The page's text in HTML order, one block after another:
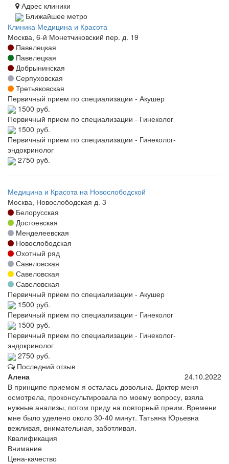
Адрес клиники
Ближайшее метро
Клиника Медицина и Красота
Москва, 6-й Монетчиковский пер. д. 19
Павелецкая
Павелецкая
Добрынинская
Серпуховская
Третьяковская
Первичный прием по специализации - Акушер
1500 руб.
Первичный прием по специализации - Гинеколог
1500 руб.
Первичный прием по специализации - Гинеколог-
эндокринолог
2750 руб.
Медицина и Красота на Новослободской
Москва, Новослободская д. 3
Белорусская
Достоевская
Менделеевская
Новослободская
Охотный ряд
Савеловская
Савеловская
Савеловская
Первичный прием по специализации - Акушер
1500 руб.
Первичный прием по специализации - Гинеколог
1500 руб.
Первичный прием по специализации - Гинеколог-
эндокринолог
2750 руб.
Последний отзыв
Алена
24.10.2022
В принципе приемом я осталась довольна. Доктор меня
осмотрела, проконсультировала по моему вопросу, взяла
нужные анализы, потом приду на повторный преим. Времени
мне было уделено около 30-40 минут. Татьяна Юрьевна
вежливая, внимательная, заботливая.
Квалификация
Внимание
Цена-качество